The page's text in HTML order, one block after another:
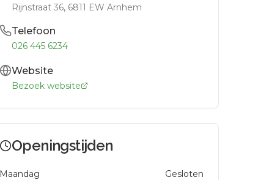
Rijnstraat 36, 6811 EW Arnhem
Telefoon
026 445 6234
Website
Bezoek website
Openingstijden
Maandag
Gesloten